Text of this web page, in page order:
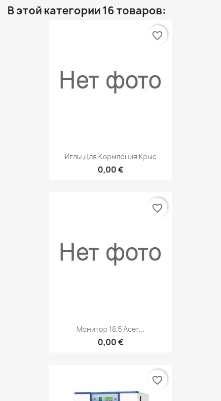
В этой категории 16 товаров:
Иглы Для Кормления Крыс
0,00 €
favorite_border
Монитор 18.5 Acer...
0,00 €
favorite_border
favorite_border